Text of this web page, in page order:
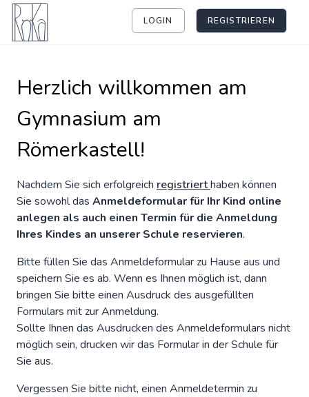
LOGIN REGISTRIEREN
Herzlich willkommen am
Gymnasium am
Römerkastell!
Nachdem Sie sich erfolgreich registrierthaben können
Sie sowohl das Anmeldeformular für Ihr Kind online
anlegen als auch einen Termin für die Anmeldung
Ihres Kindes an unserer Schule reservieren.
Bitte füllen Sie das Anmeldeformular zu Hause aus und
speichern Sie es ab. Wenn es Ihnen möglich ist, dann
bringen Sie bitte einen Ausdruck des ausgefüllten
Formulars mit zur Anmeldung.
Sollte Ihnen das Ausdrucken des Anmeldeformulars nicht
möglich sein, drucken wir das Formular in der Schule für
Sie aus.
Vergessen Sie bitte nicht, einen Anmeldetermin zu